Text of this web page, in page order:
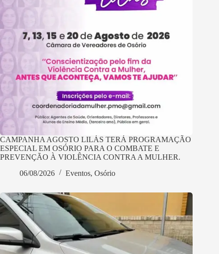
CAMPANHA AGOSTO LILÁS TERÁ PROGRAMAÇÃO
ESPECIAL EM OSÓRIO PARA O COMBATE E
PREVENÇÃO À VIOLÊNCIA CONTRA A MULHER.
06/08/2026
Eventos, Osório